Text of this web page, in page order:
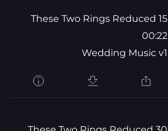
These Two Rings Reduced 15
00:22
Wedding Music v1